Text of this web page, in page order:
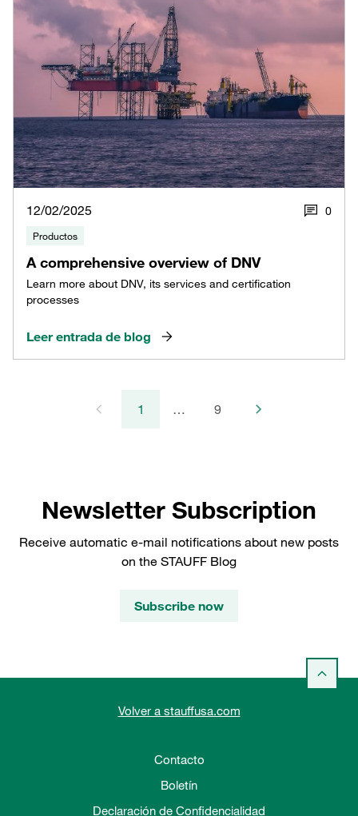
12/02/2025 0
Productos
A comprehensive overview of DNV
Learn more about DNV, its services and certification
processes
Leer entrada de blog
1 … 9
Newsletter Subscription
Receive automatic e-mail notifications about new posts
on the STAUFF Blog
Subscribe now
Volver a stauffusa.com
Contacto
Boletín
Declaración de Confidencialidad